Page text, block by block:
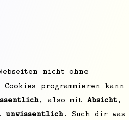
nicht ohne
programmieren kann
, also mit Absicht,
unwissentlich. Such dir was